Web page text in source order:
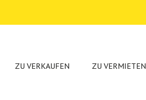
ZU VERKAUFEN ZU VERMIETEN